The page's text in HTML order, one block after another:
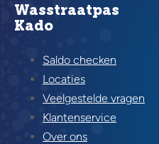
Wasstraatpas
Kado
Saldo checken
Locaties
Veelgestelde vragen
Klantenservice
Over ons